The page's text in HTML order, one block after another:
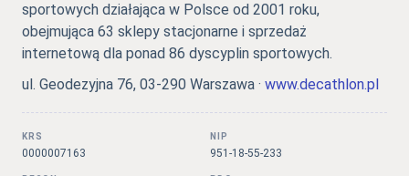
sportowych działająca w Polsce od 2001 roku,
obejmująca 63 sklepy stacjonarne i sprzedaż
internetową dla ponad 86 dyscyplin sportowych.
ul. Geodezyjna 76, 03-290 Warszawa · www.decathlon.pl
KRS
0000007163
NIP
951-18-55-233